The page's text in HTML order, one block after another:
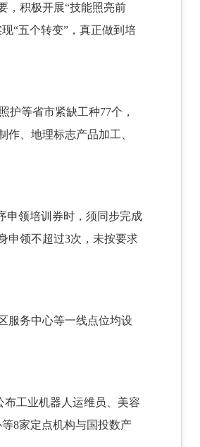
，积极开展“技能照亮前
“五个转变”，真正做到培
护等省市紧缺工种77个，
、地理标志产品加工、
申领培训券时，须同步完成
申领不超过3次，未按要求
服务中心等一线点位均设
工业机器人运维员、美容
8家定点机构与国投数产